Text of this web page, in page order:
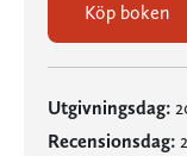
Köp boken
Utgivningsdag:
Recensionsdag: